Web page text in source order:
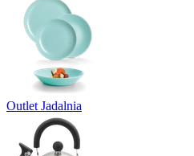
Outlet Jadalnia